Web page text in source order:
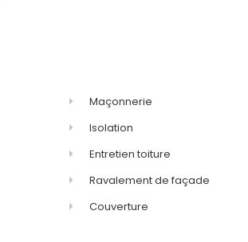
Maçonnerie
Isolation
Entretien toiture
Ravalement de façade
Couverture